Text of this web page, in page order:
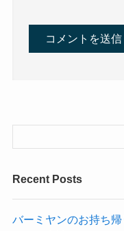
Recent Posts
バーミヤンのお持ち